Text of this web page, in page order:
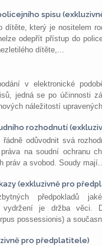
spisu
dítěte, který je nositelem
odepřít přístup do
dítěte,...
v elektronické
jedná se po účinnosti
náležitostí
rozhodnutí
řádně odůvodnit svá
na soudní ochranu
práv a svobod. Soudy
(exkluzivně pro
předpokladů
vydržení je držba věci.
possessionis) a
pro předplatitele)